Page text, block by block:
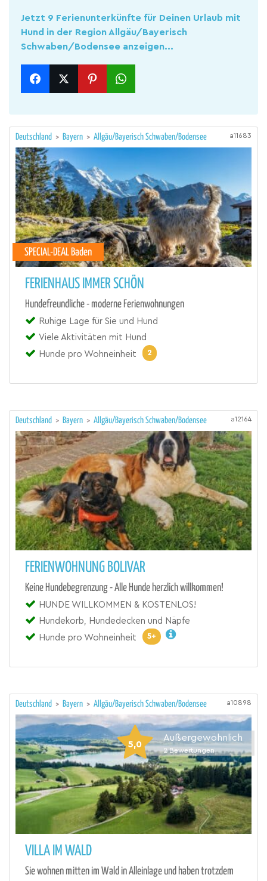
Jetzt 9 Ferienunterkünfte für Deinen Urlaub mit
Hund in der Region Allgäu/Bayerisch
Schwaben/Bodensee anzeigen...
Deutschland > Bayern > Allgäu/Bayerisch Schwaben/Bodensee a11683
SPECIAL-DEAL Baden
FERIENHAUS IMMER SCHÖN
Hundefreundliche - moderne Ferienwohnungen
Ruhige Lage für Sie und Hund
Viele Aktivitäten mit Hund
Hunde pro Wohneinheit
2
Deutschland > Bayern > Allgäu/Bayerisch Schwaben/Bodensee a12164
FERIENWOHNUNG BOLIVAR
Keine Hundebegrenzung - Alle Hunde herzlich willkommen!
HUNDE WILLKOMMEN & KOSTENLOS!
Hundekorb, Hundedecken und Näpfe
Hunde pro Wohneinheit
5+
Deutschland > Bayern > Allgäu/Bayerisch Schwaben/Bodensee a10898
5,0
Außergewöhnlich
2 Bewertungen
VILLA IM WALD
Sie wohnen mitten im Wald in Alleinlage und haben trotzdem